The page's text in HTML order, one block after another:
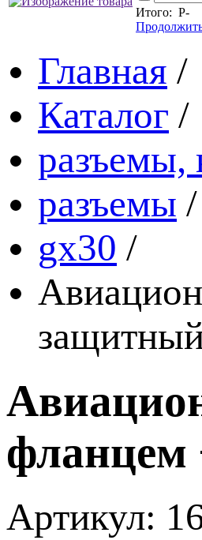
Итого: Р-
Главная /
Каталог /
разъемы,
разъемы /
gx30 /
фланцем
Артикул: